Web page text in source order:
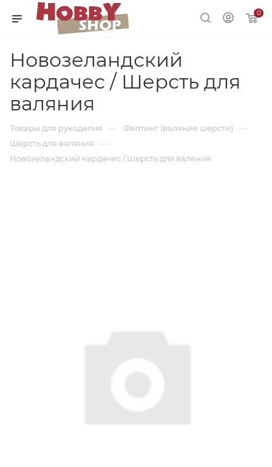
0
Новозеландский
кардачес / Шерсть для
валяния
Товары для рукоделия — Фелтинг (валяние шерсти) —
Шерсть для валяния —
Новозеландский кардачес / Шерсть для валяния